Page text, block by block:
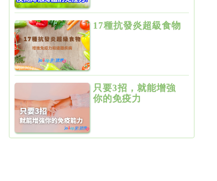
17種抗發炎超級食物
只要3招，就能增強
你的免疫力